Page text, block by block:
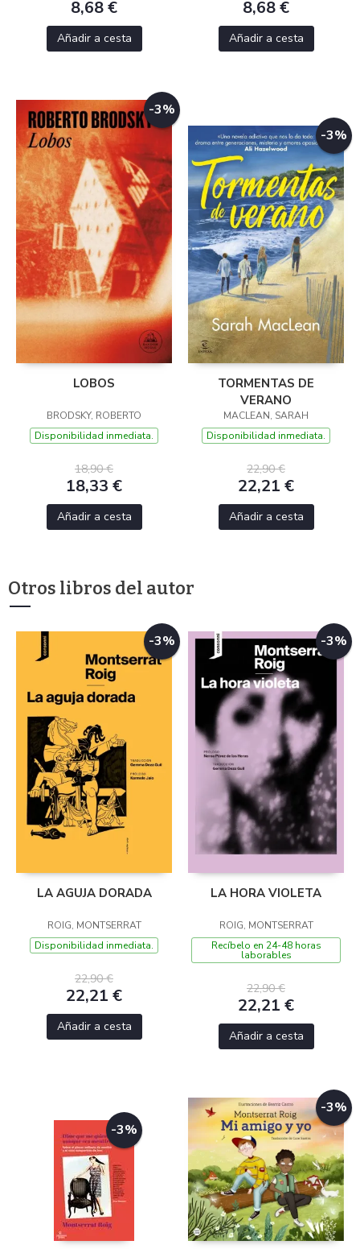
8,68 €
Añadir a cesta
8,68 €
Añadir a cesta
-3%
LOBOS
BRODSKY, ROBERTO
Disponibilidad inmediata.
18,90 €
18,33 €
Añadir a cesta
-3%
TORMENTAS DE
VERANO
MACLEAN, SARAH
Disponibilidad inmediata.
22,90 €
22,21 €
Añadir a cesta
Otros libros del autor
-3%
LA AGUJA DORADA
ROIG, MONTSERRAT
Disponibilidad inmediata.
22,90 €
22,21 €
Añadir a cesta
-3%
LA HORA VIOLETA
ROIG, MONTSERRAT
Recíbelo en 24-48 horas
laborables
22,90 €
22,21 €
Añadir a cesta
-3%
-3%